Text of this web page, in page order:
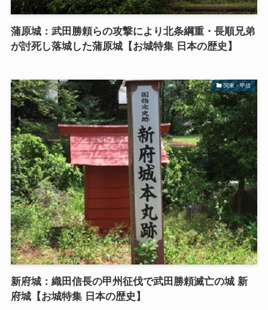
蒲原城：武田勝頼らの攻撃により北条綱重・長順兄弟
が討死し落城した蒲原城【お城特集 日本の歴史】
関東・甲信
新府城：織田信長の甲州征伐で武田勝頼滅亡の城 新
府城【お城特集 日本の歴史】